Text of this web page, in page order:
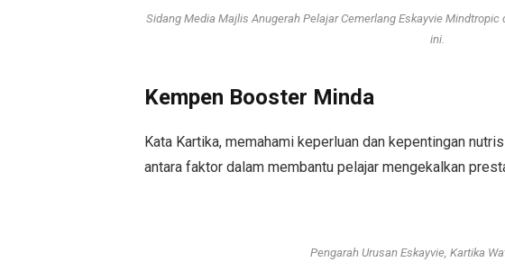
Sidang Media Majlis Anugerah Pelajar Cemerlang Eskayvie
ini.
Kempen Booster Minda
Kata Kartika, memahami keperluan dan kepentingan
antara faktor dalam membantu pelajar mengekalkan
Pengarah Urusan Eskayvie, Kartika